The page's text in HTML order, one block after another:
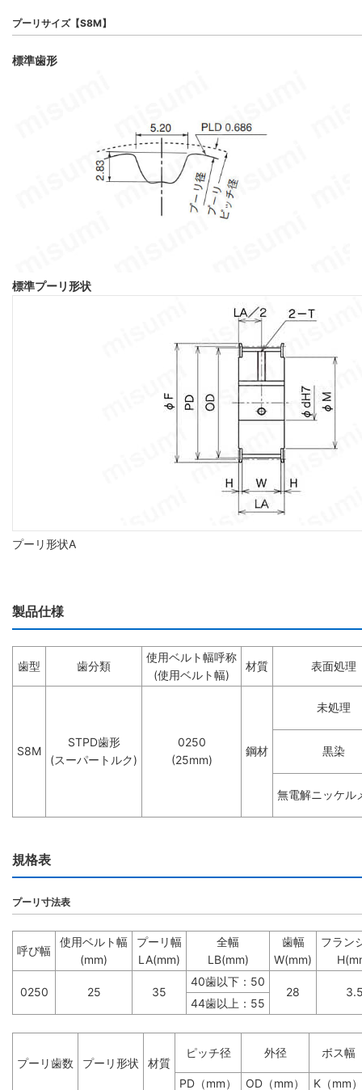
プーリサイズ【S8M】
標準歯形
標準プーリ形状
プーリ形状A
製品仕様
歯型 歯分類
使用ベルト幅呼称
(使用ベルト幅)
材質 表面処理
S8M
STPD歯形
(スーパートルク)
0250
(25mm)
鋼材
未処理
黒染
無電解ニッケル
規格表
プーリ寸法表
呼び幅
使用ベルト幅
(mm)
プーリ幅
LA(mm)
全幅
LB(mm)
歯幅
W(mm)
フラン
0250 25 35
40歯以下：50
28
44歯以上：55
プーリ歯数 プーリ形状 材質
ピッチ径 外径 ボス幅
PD（mm） OD（mm）
K（mm）